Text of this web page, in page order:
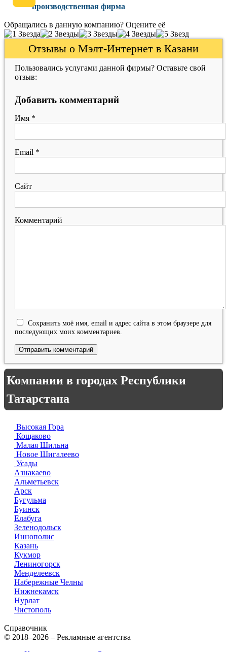
производственная фирма
Обращались в данную компанию? Оцените её
Отзывы о Мэлт-Интернет в Казани
Пользовались услугами данной фирмы? Оставьте свой
отзыв:
Добавить комментарий
Имя *
Email *
Сайт
Комментарий
Сохранить моё имя, email и адрес сайта в этом браузере для
последующих моих комментариев.
Компании в городах Республики
Татарстана
Высокая Гора
Кощаково
Малая Шильна
Новое Шигалеево
Усады
Азнакаево
Альметьевск
Арск
Бугульма
Буинск
Елабуга
Зеленодольск
Иннополис
Казань
Кукмор
Лениногорск
Менделеевск
Набережные Челны
Нижнекамск
Нурлат
Чистополь
Справочник
© 2018–2026 – Рекламные агентства